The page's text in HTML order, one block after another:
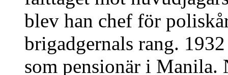
blev han chef för
brigadgernals rang.
som pensionär i Manila.